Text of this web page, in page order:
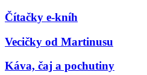
Čítačky e-kníh
Vecičky od Martinusu
Káva, čaj a pochutiny